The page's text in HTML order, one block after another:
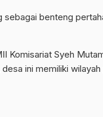
benteng
Komisariat Syeh
ini memiliki